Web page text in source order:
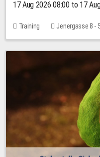
17 Aug 2026 08:00 to 17
Training Jenergasse 8 -